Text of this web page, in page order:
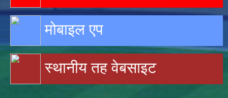
मोबाइल एप
स्थानीय तह वेबसाइट